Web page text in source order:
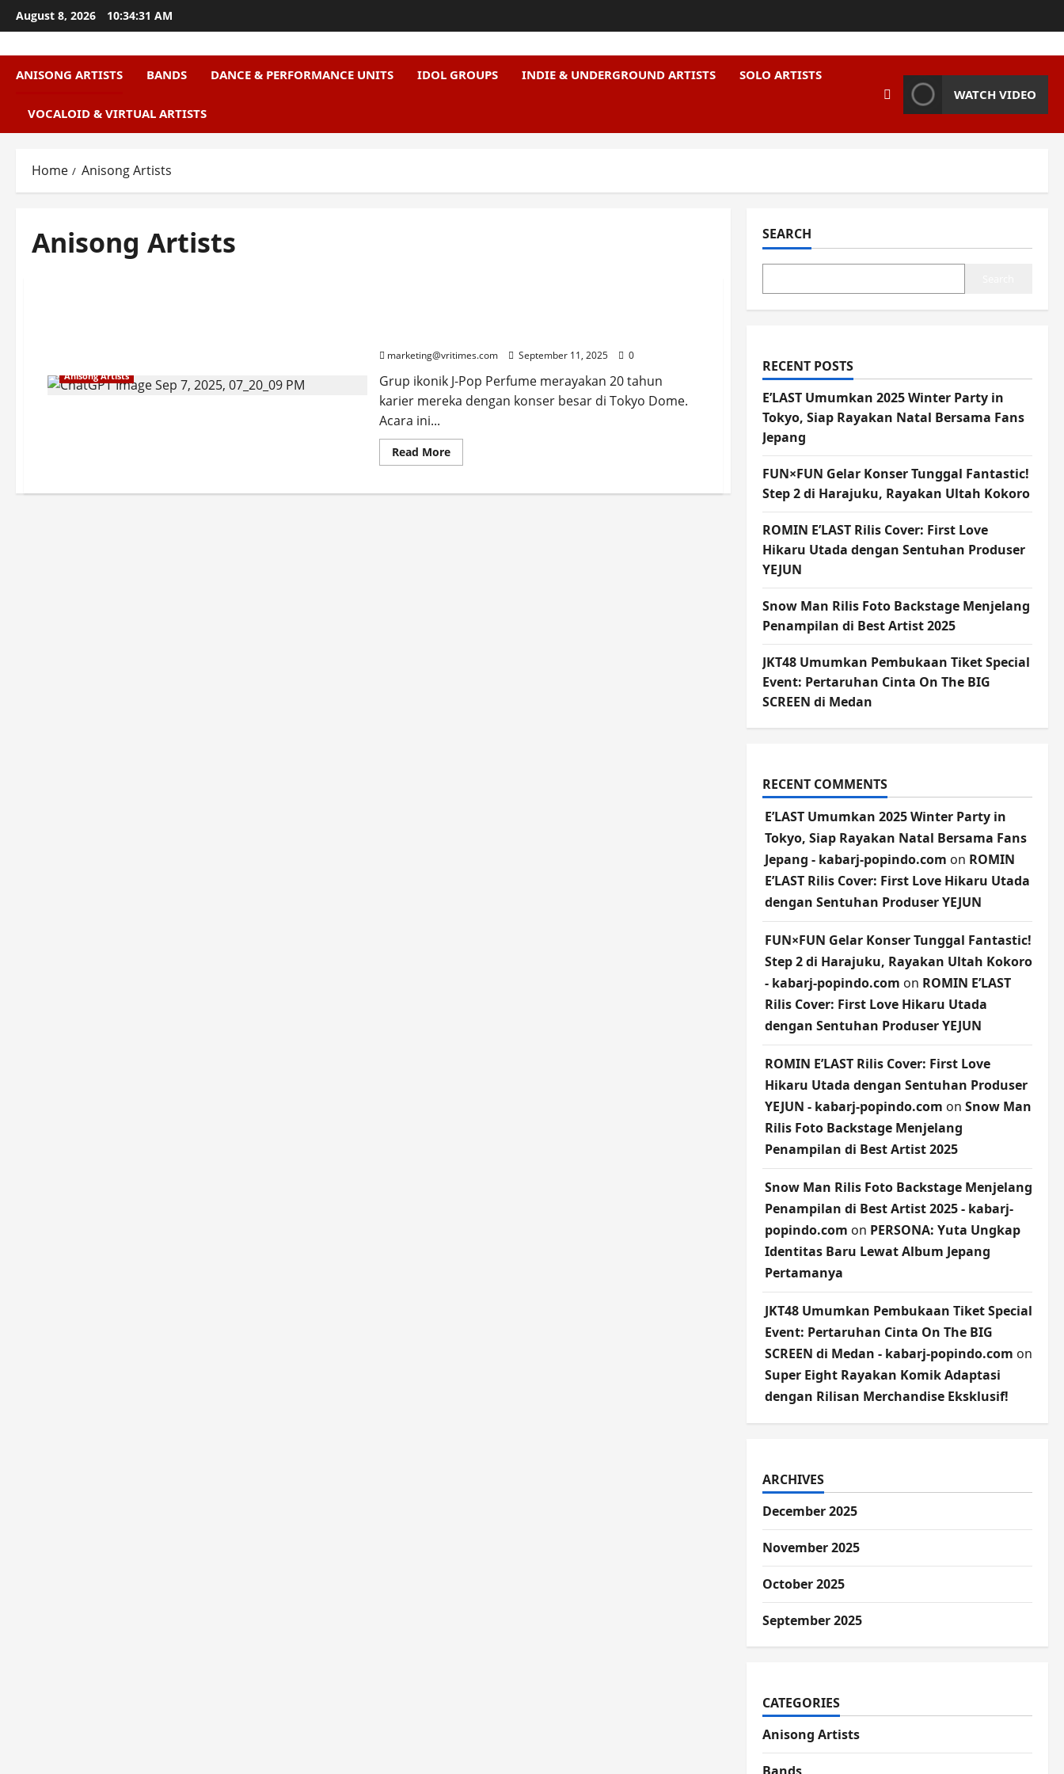
Skip
to
August 8, 2026 10:34:32 AM
ANISONG ARTISTS BANDS DANCE & PERFORMANCE UNITS IDOL GROUPS INDIE & UNDERGROUND ARTISTS SOLO ARTISTS
VOCALOID & VIRTUAL ARTISTS
WATCH VIDEO
Home Anisong Artists
Anisong Artists
Anisong Artists
marketing@vritimes.com September 11, 2025 0
Grup ikonik J-Pop Perfume merayakan 20 tahun
karier mereka dengan konser besar di Tokyo Dome.
Acara ini...
Read MoreRead
more
Rayakan
SEARCH
RECENT POSTS
E’LAST Umumkan 2025 Winter Party in
Tokyo, Siap Rayakan Natal Bersama Fans
Jepang
FUN×FUN Gelar Konser Tunggal Fantastic!
Step 2 di Harajuku, Rayakan Ultah Kokoro
ROMIN E’LAST Rilis Cover: First Love
Hikaru Utada dengan Sentuhan Produser
YEJUN
Snow Man Rilis Foto Backstage Menjelang
Penampilan di Best Artist 2025
JKT48 Umumkan Pembukaan Tiket Special
Event: Pertaruhan Cinta On The BIG
SCREEN di Medan
RECENT COMMENTS
E’LAST Umumkan 2025 Winter Party in
Tokyo, Siap Rayakan Natal Bersama Fans
Jepang - kabarj-popindo.com on ROMIN
E’LAST Rilis Cover: First Love Hikaru Utada
dengan Sentuhan Produser YEJUN
FUN×FUN Gelar Konser Tunggal Fantastic!
Step 2 di Harajuku, Rayakan Ultah Kokoro
- kabarj-popindo.com on ROMIN E’LAST
Rilis Cover: First Love Hikaru Utada
dengan Sentuhan Produser YEJUN
ROMIN E’LAST Rilis Cover: First Love
Hikaru Utada dengan Sentuhan Produser
YEJUN - kabarj-popindo.com on Snow Man
Rilis Foto Backstage Menjelang
Penampilan di Best Artist 2025
Snow Man Rilis Foto Backstage Menjelang
Penampilan di Best Artist 2025 - kabarj-
popindo.com on PERSONA: Yuta Ungkap
Identitas Baru Lewat Album Jepang
Pertamanya
JKT48 Umumkan Pembukaan Tiket Special
Event: Pertaruhan Cinta On The BIG
SCREEN di Medan - kabarj-popindo.com on
Super Eight Rayakan Komik Adaptasi
dengan Rilisan Merchandise Eksklusif!
ARCHIVES
December 2025
November 2025
October 2025
September 2025
CATEGORIES
Anisong Artists